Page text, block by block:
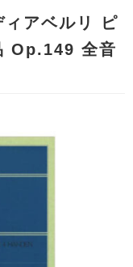
ィアベルリ ピ
Op.149 全音